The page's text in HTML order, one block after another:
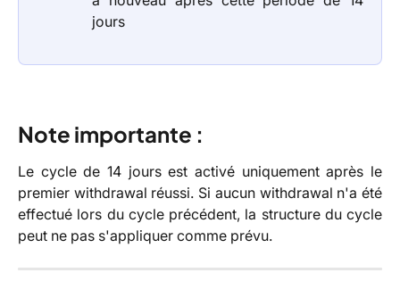
jours
Note importante :
Le cycle de 14 jours est activé uniquement après le
premier withdrawal réussi. Si aucun withdrawal n'a été
effectué lors du cycle précédent, la structure du cycle
peut ne pas s'appliquer comme prévu.